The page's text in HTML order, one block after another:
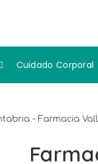
Cuidado Corporal